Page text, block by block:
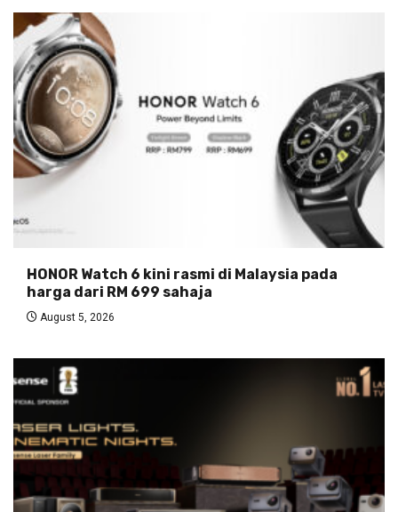
HONOR Watch 6 kini rasmi di Malaysia pada
harga dari RM 699 sahaja
August 5, 2026